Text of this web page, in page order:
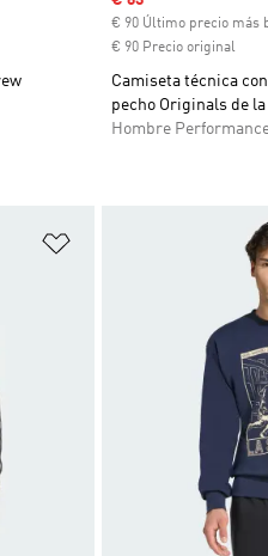
€ 90 Último precio más
€ 90 Precio original
Camiseta técnica
pecho Originals de
Hombre
Añadir a la lista de